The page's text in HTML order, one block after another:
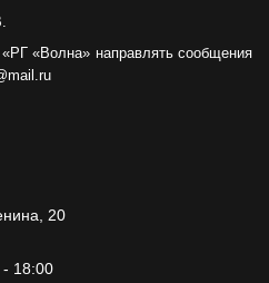
«Волна» направлять сообщения
20
- 18:00